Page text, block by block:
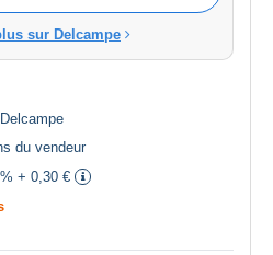
sur Delcampe
du vendeur
+ 0,30 €